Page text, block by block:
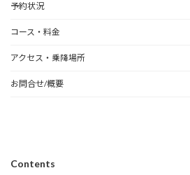
予約状況
コース・料金
アクセス・乗降場所
お問合せ/概要
Contents